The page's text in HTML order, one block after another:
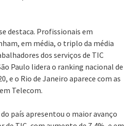
destaca. Profissionais em
em média, o triplo da média
dos serviços de TIC
Paulo lidera o ranking nacional de
e o Rio de Janeiro aparece com as
Telecom.
país apresentou o maior avanço